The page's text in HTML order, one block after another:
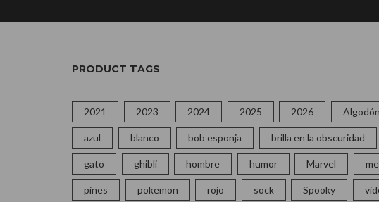
PRODUCT TAGS
2021 2023 2024 2025 2026 Algodón
azul blanco bob esponja brilla en la obscuridad
gato ghibli hombre humor Marvel
pines pokemon rojo sock Spooky